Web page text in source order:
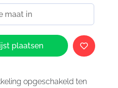
plaatsen
opgeschakeld ten